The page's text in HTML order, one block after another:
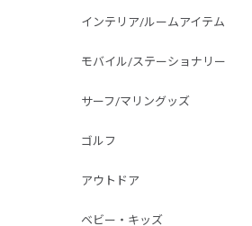
インテリア/ルームアイテム
モバイル/ステーショナリー
サーフ/マリングッズ
ゴルフ
アウトドア
ベビー・キッズ
別注限定 フード付き チェックシャツジャケット